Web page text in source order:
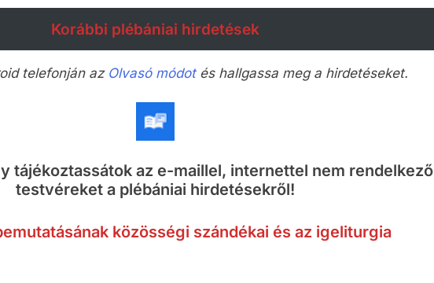
Korábbi plébániai hirdetések
telefonján az Olvasó módotés hallgassa meg a hirdetéseket.
tájékoztassátok az e-maillel, internettel nem rendelkező
testvéreket a plébániai hirdetésekről!
közösségi szándékai és az igeliturgia